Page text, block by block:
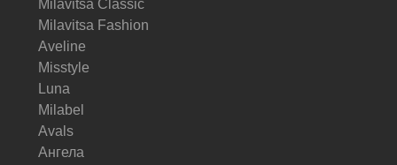
Milavitsa Classic
Milavitsa Fashion
Aveline
Misstyle
Luna
Milabel
Avals
Ангела